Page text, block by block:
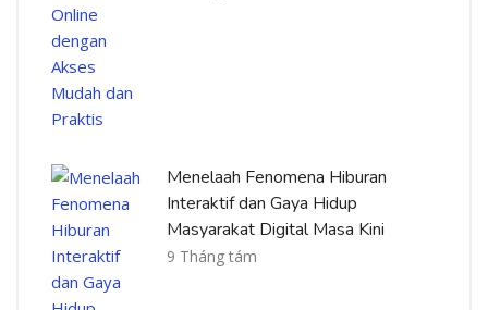
Menelaah Fenomena Hiburan
Interaktif dan Gaya Hidup
Masyarakat Digital Masa Kini
9 Tháng tám